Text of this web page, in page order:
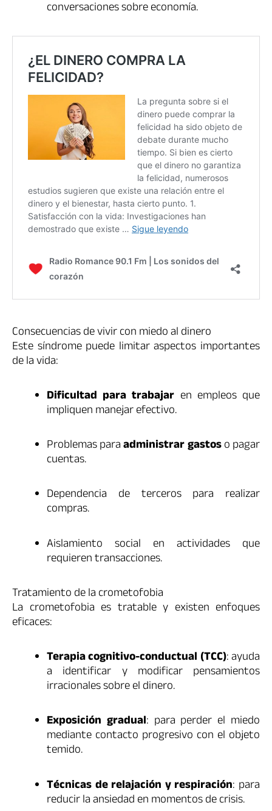
conversaciones sobre economía.
Consecuencias de vivir con miedo al dinero
Este síndrome puede limitar aspectos importantes
de la vida:
Dificultad para trabajar en empleos que
impliquen manejar efectivo.
Problemas paraadministrar gastoso pagar
cuentas.
Dependencia de terceros para realizar
compras.
Aislamiento social en actividades que
requieren transacciones.
Tratamiento de la crometofobia
La crometofobia es tratable y existen enfoques
eficaces:
Terapia cognitivo-conductual (TCC): ayuda
a identificar y modificar pensamientos
irracionales sobre el dinero.
Exposición gradual: para perder el miedo
mediante contacto progresivo con el objeto
temido.
Técnicas de relajación y respiración: para
reducir la ansiedad en momentos de crisis.